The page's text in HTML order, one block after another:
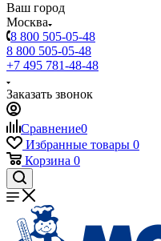
Ваш город
Москва
8 800 505-05-48
8 800 505-05-48
+7 495 781-48-48
Заказать звонок
Сравнение0
Избранные товары 0
Корзина 0